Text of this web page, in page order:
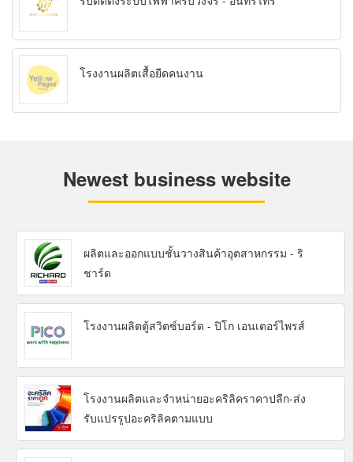
โรงงานผลิตเสื้อยืดคนงาน
Newest business website
ผลิตและออกแบบชั้นวางสินค้าอุตสาหกรรม - ริ
ชาร์ด
โรงงานผลิตตู้สวิตซ์บอร์ด - ปิโก เอนเตอร์ไพรส์
โรงงานผลิตและจำหน่ายอะคริลิคราคาปลีก-ส่ง
รับแปรรูปอะคริลิคตามแบบ